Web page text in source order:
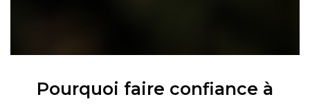
Pourquoi faire confiance à